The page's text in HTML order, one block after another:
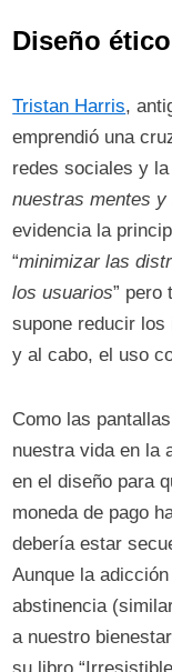
Diseño ético
Tristan Harris,
emprendió una
redes sociales y
nuestras mentes
evidencia la
“minimizar las
los usuarios” pero
supone reducir
y al cabo, el uso
Como las
nuestra vida en la
en el diseño para
moneda de pago
debería estar
Aunque la
abstinencia
a nuestro